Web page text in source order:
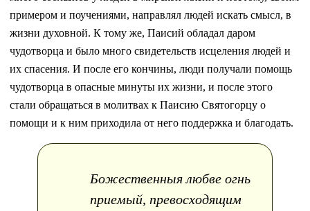
примером и поучениями, направлял людей искать смысл, в
жизни духовной. К тому же, Паисий обладал даром
чудотворца и было много свидетельств исцеления людей и
их спасения. И после его кончины, люди получали помощь
чудотворца в опасные минуты их жизни, и после этого
стали обращаться в молитвах к Паисию Святогорцу о
помощи и к ним приходила от него поддержка и благодать.
Божественныя любве огнь
приемый, превосходящим